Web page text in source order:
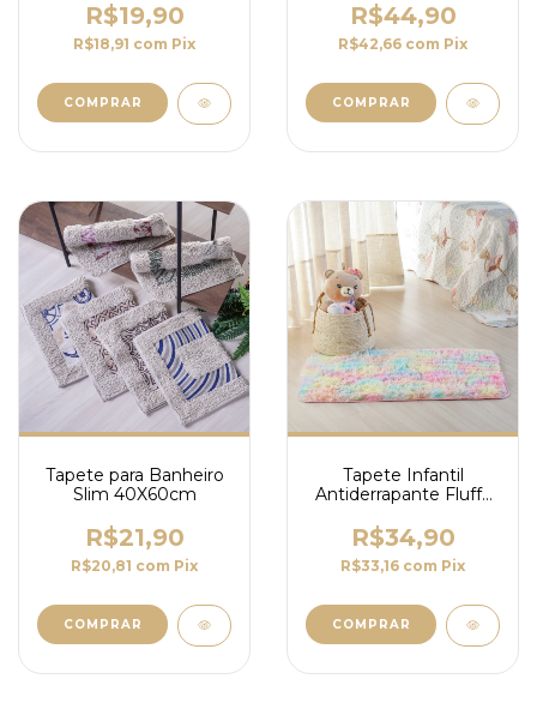
R$19,90
R$18,91 com Pix
COMPRAR
R$44,90
R$42,66 com Pix
COMPRAR
Tapete para Banheiro
Slim 40X60cm
R$21,90
R$20,81 com Pix
COMPRAR
Tapete Infantil
Antiderrapante Fluffy
1,00m
R$34,90
R$33,16 com Pix